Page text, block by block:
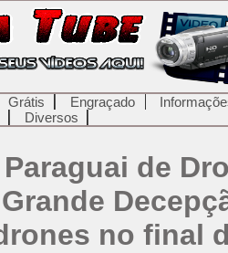
Grátis Engraçado
Diversos
de
no final